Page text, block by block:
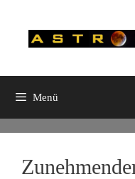
springen
Menü